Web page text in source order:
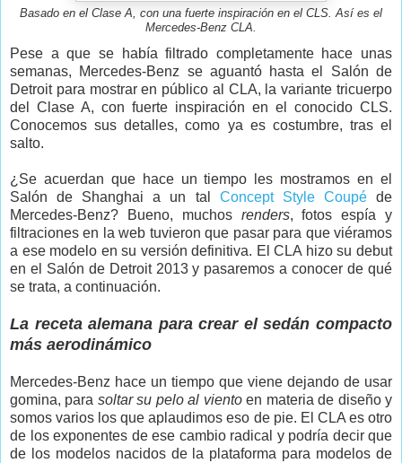
Basado en el Clase A, con una fuerte inspiración en el CLS. Así es el
Mercedes-Benz CLA.
Pese a que se había filtrado completamente hace unas
semanas, Mercedes-Benz se aguantó hasta el Salón de
Detroit para mostrar en público al CLA, la variante tricuerpo
del Clase A, con fuerte inspiración en el conocido CLS.
Conocemos sus detalles, como ya es costumbre, tras el
salto.
¿Se acuerdan que hace un tiempo les mostramos en el
Salón de Shanghai a un tal Concept Style Coupéde
Mercedes-Benz? Bueno, muchos renders, fotos espía y
filtraciones en la web tuvieron que pasar para que viéramos
a ese modelo en su versión definitiva. El CLA hizo su debut
en el Salón de Detroit 2013 y pasaremos a conocer de qué
se trata, a continuación.
La receta alemana para crear el sedán compacto
más aerodinámico
Mercedes-Benz hace un tiempo que viene dejando de usar
gomina, para soltar su pelo al vientoen materia de diseño y
somos varios los que aplaudimos eso de pie. El CLA es otro
de los exponentes de ese cambio radical y podría decir que
de los modelos nacidos de la plataforma para modelos de